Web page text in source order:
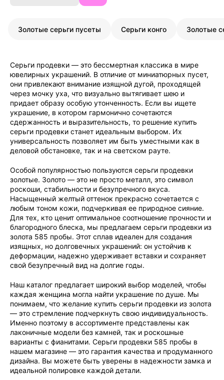
Золотые серьги пусеты Серьги конго Золотые
Серьги продевки — это бессмертная классика в мире
ювелирных украшений. В отличие от миниатюрных пусет,
они привлекают внимание изящной дугой, проходящей
через мочку уха, что визуально вытягивает шею и
придает образу особую утонченность. Если вы ищете
украшение, в котором гармонично сочетаются
сдержанность и выразительность, то решение купить
серьги продевки станет идеальным выбором. Их
универсальность позволяет им быть уместными как в
деловой обстановке, так и на светском рауте.
Особой популярностью пользуются серьги продевки
золотые. Золото — это не просто металл, это символ
роскоши, стабильности и безупречного вкуса.
Насыщенный желтый оттенок прекрасно сочетается с
любым тоном кожи, подчеркивая ее природное сияние.
Для тех, кто ценит оптимальное соотношение прочности и
благородного блеска, мы предлагаем серьги продевки из
золота 585 пробы. Этот сплав идеален для создания
изящных, но долговечных украшений: он устойчив к
деформации, надежно удерживает вставки и сохраняет
свой безупречный вид на долгие годы.
Наш каталог предлагает широкий выбор моделей, чтобы
каждая женщина могла найти украшение по душе. Мы
понимаем, что желание купить серьги продевки из золота
— это стремление подчеркнуть свою индивидуальность.
Именно поэтому в ассортименте представлены как
лаконичные модели без камней, так и роскошные
варианты с фианитами. Серьги продевки 585 пробы в
нашем магазине — это гарантия качества и продуманного
дизайна. Вы можете быть уверены в надежности замка и
идеальной полировке каждой детали.